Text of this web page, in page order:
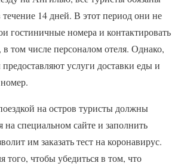
14 дней. В этот период они не
гостиничные номера и контактировать
том числе персоналом отеля. Однако,
услуги доставки еды и
на остров туристы должны
на специальном сайте и заполнить
им заказать тест на коронавирус.
того, чтобы убедиться в том, что